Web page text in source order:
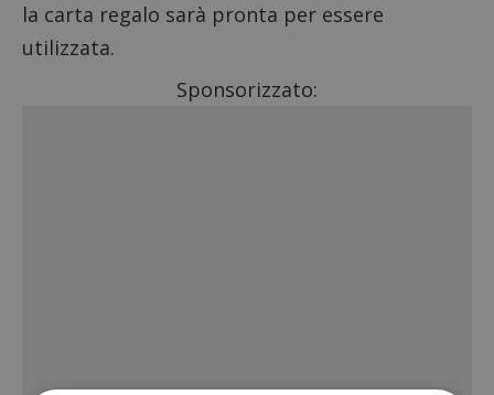
la carta regalo sarà pronta per essere
utilizzata.
Sponsorizzato: